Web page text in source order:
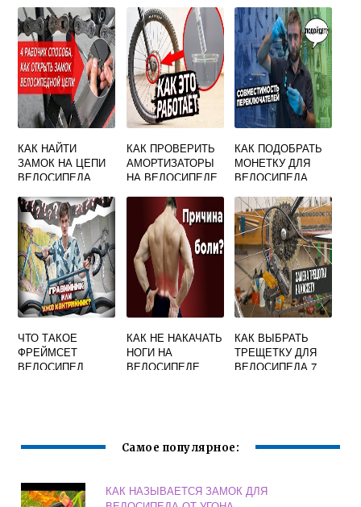
КАК НАЙТИ
ЗАМОК НА ЦЕПИ
ВЕЛОСИПЕДА
КАК ПРОВЕРИТЬ
АМОРТИЗАТОРЫ
НА ВЕЛОСИПЕДЕ
КАК ПОДОБРАТЬ
МОНЕТКУ ДЛЯ
ВЕЛОСИПЕДА
ЧТО ТАКОЕ
ФРЕЙМСЕТ
ВЕЛОСИПЕД
КАК НЕ НАКАЧАТЬ
НОГИ НА
ВЕЛОСИПЕДЕ
КАК ВЫБРАТЬ
ТРЕЩЕТКУ ДЛЯ
ВЕЛОСИПЕДА 7
Самое популярное:
КАК НАЗЫВАЕТСЯ ЗАМОК ДЛЯ